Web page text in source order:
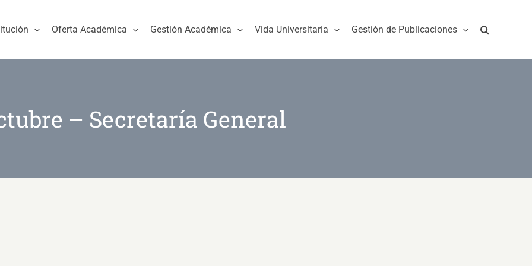
Oferta Académica Gestión Académica Vida Universitaria Gestión de Publicaciones
– Secretaría General